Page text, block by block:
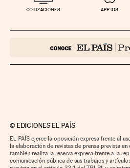
COTIZACIONES APP IOS
© EDICIONES EL PAÍS
EL PAÍS ejerce la oposición expresa frente al
la elaboración de revistas de prensa prevista
también realiza la reserva expresa frente a la
comunicación pública de sus trabajos y